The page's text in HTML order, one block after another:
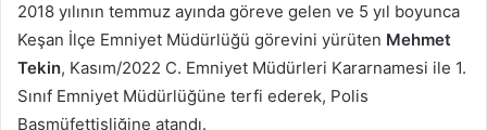
göndermek
2018 yılının temmuz ayında göreve gelen ve 5 yıl boyunca
Keşan İlçe Emniyet Müdürlüğü görevini yürüten Mehmet
Tekin, Kasım/2022 C. Emniyet Müdürleri Kararnamesi ile 1.
Sınıf Emniyet Müdürlüğüne terfi ederek, Polis
Başmüfettişliğine atandı.